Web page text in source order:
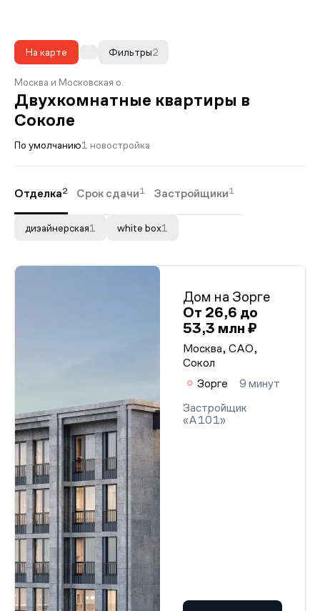
На карте 2
Фильтры
Москва и Московская о.
Двухкомнатные квартиры в
Соколе
По умолчанию1 новостройка
Отделка2 Срок сдачи1 Застройщики1
дизайнерская1 white box1
Дом на Зорге
От 26,6 до
53,3 млн ₽
Москва, САО,
Сокол
Зорге
9 минут
Застройщик
«А101»